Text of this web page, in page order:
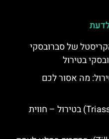
של סברובסקי
בטירול
מה אסור לכם
פארק הדינוזאורים (Triassic Park) בטירול – חווית